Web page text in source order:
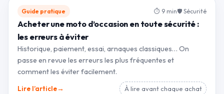
Guide pratique ⏱ 9 min🛡 Sécurité
Acheter une moto d’occasion en toute sécurité :
les erreurs à éviter
Historique, paiement, essai, arnaques classiques… On
passe en revue les erreurs les plus fréquentes et
comment les éviter facilement.
Lire l’article→ À lire avant chaque achat